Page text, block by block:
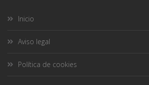
Inicio
Aviso legal
Política de cookies